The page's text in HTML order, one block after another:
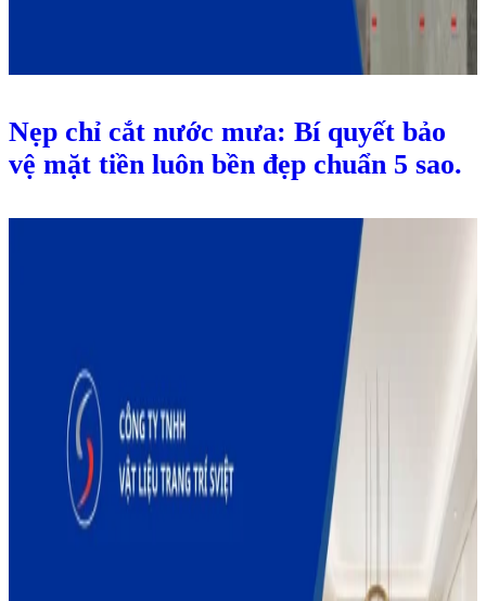
Nẹp chỉ cắt nước mưa: Bí quyết bảo
vệ mặt tiền luôn bền đẹp chuẩn 5 sao.